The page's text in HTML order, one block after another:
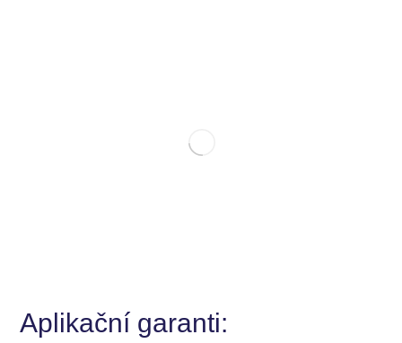
Aplikační garanti: